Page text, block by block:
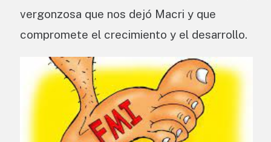
vergonzosa que nos dejó Macri y que
compromete el crecimiento y el desarrollo.